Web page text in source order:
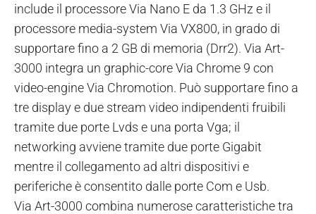
include il processore Via Nano E da 1.3 GHz e il
processore media-system Via VX800, in grado di
supportare fino a 2 GB di memoria (Drr2). Via Art-
3000 integra un graphic-core Via Chrome 9 con
video-engine Via Chromotion. Può supportare fino a
tre display e due stream video indipendenti fruibili
tramite due porte Lvds e una porta Vga; il
networking avviene tramite due porte Gigabit
mentre il collegamento ad altri dispositivi e
periferiche è consentito dalle porte Com e Usb.
Via Art-3000 combina numerose caratteristiche tra